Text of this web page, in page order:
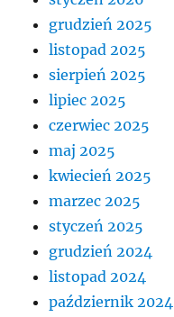
grudzień 2025
listopad 2025
sierpień 2025
lipiec 2025
czerwiec 2025
maj 2025
kwiecień 2025
marzec 2025
styczeń 2025
grudzień 2024
listopad 2024
październik 2024